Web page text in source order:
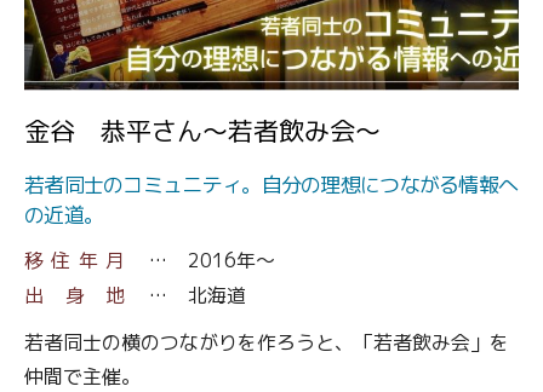
・津南町に来てお店開業することになったきっかけ
・地域の方々との関わり
・いろんな才能に長けた友人とのワークショップ開催
といった内容を中心に
史恵さん自身の経験や考え方を表現しています。
今のお店のあり方に大きく影響している、
受け取ったありがとうを次のありがとうへ繋ぐ考え方。
">
金谷 恭平さん～若者飲み会～
若者同士のコミュニティ。自分の理想につながる情報へ
の近道。
移住年月
2016年～
出身地
北海道
若者同士の横のつながりを作ろうと、「若者飲み会」を
仲間で主催。